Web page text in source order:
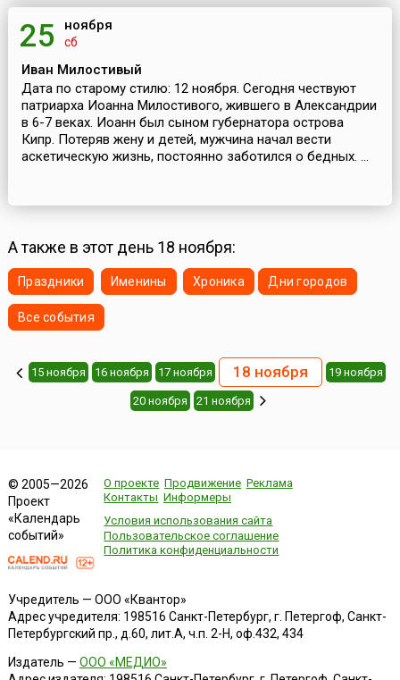
25 ноября
сб
Иван Милостивый
Дата по старому стилю: 12 ноября. Сегодня чествуют
патриарха Иоанна Милостивого, жившего в Александрии
в 6-7 веках. Иоанн был сыном губернатора острова
Кипр. Потеряв жену и детей, мужчина начал вести
аскетическую жизнь, постоянно заботился о бедных. ...
А также в этот день 18 ноября:
Праздники Именины Хроника Дни городов
Все события
15 ноября 16 ноября 17 ноября 18 ноября 19 ноября
20 ноября 21 ноября
© 2005—2026
Проект
«Календарь
событий»
О проекте Продвижение Реклама
Контакты Информеры
Условия использования сайта
Пользовательское соглашение
Политика конфиденциальности
Учредитель — ООО «Квантор»
Адрес учредителя: 198516 Санкт-Петербург, г. Петергоф, Санкт-
Петербургский пр., д.60, лит.А, ч.п. 2-Н, оф.432, 434
Издатель — ООО «МЕДИО»